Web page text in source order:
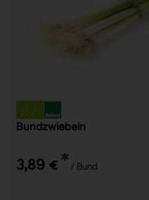
Bundzwiebeln
3,89 € * / Bund